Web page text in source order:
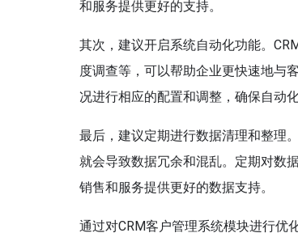
和服务提供更好的支持。
其次，建议开启系统自动化功能。
度调查等，可以帮助企业更快速地与
况进行相应的配置和调整，确保自动
最后，建议定期进行数据清理和整理
就会导致数据冗余和混乱。定期对数
销售和服务提供更好的数据支持。
通过对CRM客户管理系统模块进行优